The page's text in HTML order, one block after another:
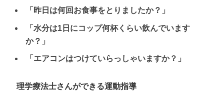
「昨日は何回お食事をとりましたか？」
「水分は1日にコップ何杯くらい飲んでいます
か？」
「エアコンはつけていらっしゃいますか？」
理学療法士さんができる運動指導